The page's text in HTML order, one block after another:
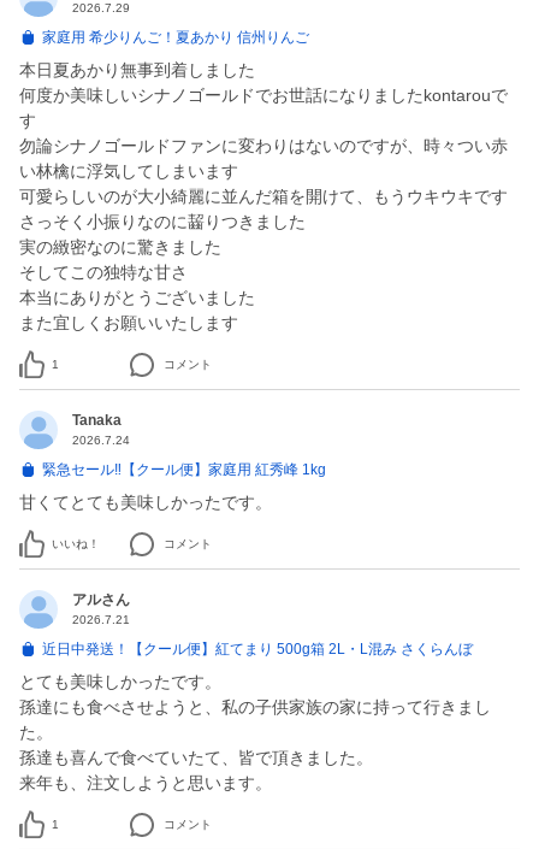
2026.7.29
家庭用 希少りんご！夏あかり 信州りんご
本日夏あかり無事到着しました
何度か美味しいシナノゴールドでお世話になりましたkontarouで
す
勿論シナノゴールドファンに変わりはないのですが、時々つい赤
い林檎に浮気してしまいます
可愛らしいのが大小綺麗に並んだ箱を開けて、もうウキウキです
さっそく小振りなのに齧りつきました
実の緻密なのに驚きました
そしてこの独特な甘さ
本当にありがとうございました
また宜しくお願いいたします
1 コメント
Tanaka
2026.7.24
緊急セール‼️【クール便】家庭用 紅秀峰 1kg
甘くてとても美味しかったです。
いいね！ コメント
アルさん
2026.7.21
近日中発送！【クール便】紅てまり 500g箱 2L・L混み さくらんぼ
とても美味しかったです。
孫達にも食べさせようと、私の子供家族の家に持って行きまし
た。
孫達も喜んで食べていたて、皆で頂きました。
来年も、注文しようと思います。
1 コメント